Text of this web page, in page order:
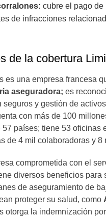
cubre el pago de
de infracciones
de la cobertura
es una empresa francesa
aseguradora; es
seguros y gestión de
con más de 100
57 países; tiene 53 oficinas
de 4 mil colaboradoras y 8
comprometida con el
diversos beneficios para
de aseguramiento de
proteger su salud, como
otorga la indemnización